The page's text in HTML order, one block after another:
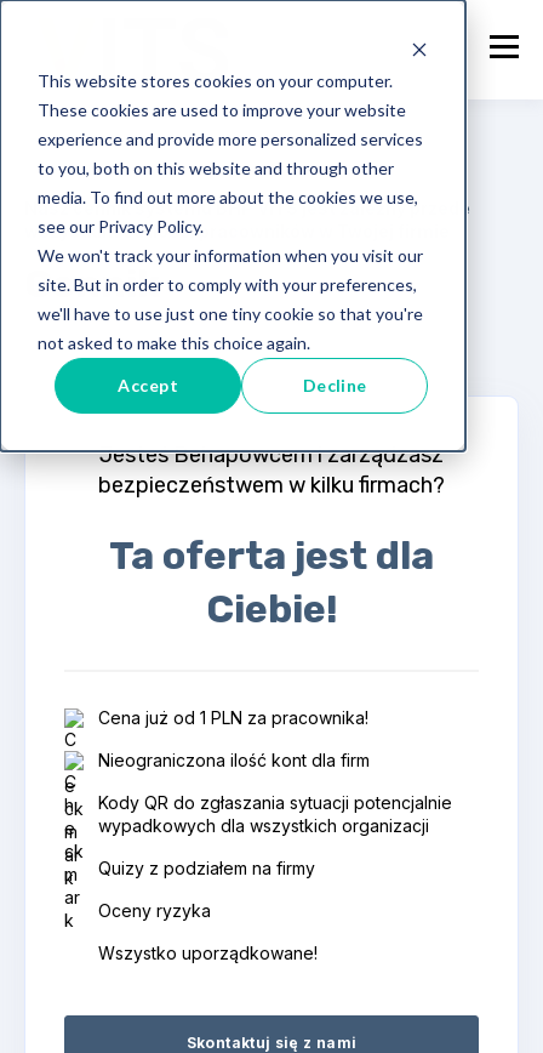
This website stores cookies on your computer.
These cookies are used to improve your website
experience and provide more personalized services
to you, both on this website and through other
media. To find out more about the cookies we use,
see our Privacy Policy.
We won't track your information when you visit our
site. But in order to comply with your preferences,
we'll have to use just one tiny cookie so that you're
not asked to make this choice again.
Accept Decline
Nasz cennik systemu BHP VITS jest zależny przede
wszystkim od ilości pracowników w Twojej firmie
Cennik
Jesteś Behapowcem i zarządzasz
bezpieczeństwem w kilku firmach?
Ta oferta jest dla
Ciebie!
Cena już od 1 PLN za pracownika!
Nieograniczona ilość kont dla firm
Kody QR do zgłaszania sytuacji potencjalnie
wypadkowych dla wszystkich organizacji
Quizy z podziałem na firmy
Oceny ryzyka
Wszystko uporządkowane!
Skontaktuj się z nami